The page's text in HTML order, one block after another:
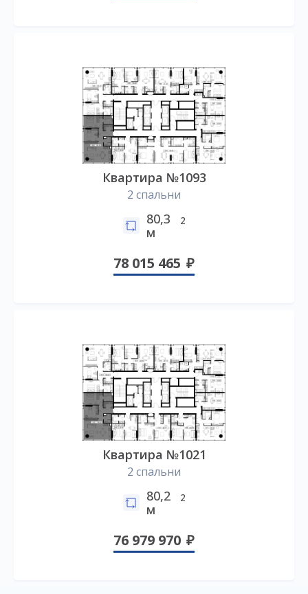
Квартира №1093
2 спальни
80,3
м
2
78 015 465
Квартира №1021
2 спальни
80,2
м
2
76 979 970